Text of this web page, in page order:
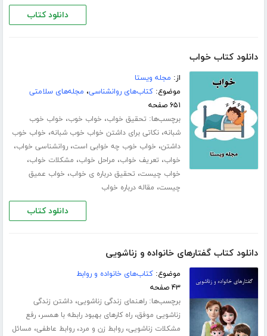
دانلود کتاب
دانلود کتاب خواب
از: مجله ویستا
موضوع:کتاب‌های روانشناسی، مجله‌های سلامتی
۶۵۱ صفحه
برچسب‌ها: تحقیق خواب، خواب خوب، خواب خوب
شبانه،نکاتی برای داشتن خواب خوب شبانه، خواب خوب
داشتن، خواب خوب چه خوابی است،روانشناسی خواب،
خواب، تعریف خواب، مراحل خواب، مشکلات خواب،
خواب چیست، تحقیق درباره ی خواب، خواب عمیق
چیست، مقاله درباره خواب
دانلود کتاب
دانلود کتاب گفتارهای خانواده و زناشویی
موضوع:کتاب‌های خانواده و روابط
۴۳ صفحه
برچسب‌ها:راهنمای زندگی زناشویی،داشتن زندگی
زناشویی موفق،راه کارهای بهبود رابطه با همسر،رفع
مشکلات زناشویی،روابط زن و مرد،روابط عاطفی، مسائل